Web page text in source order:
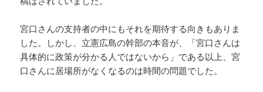
宮口さんの支持者の中にもそれを期待する向きもありま
した。しかし、立憲広島の幹部の本音が、「宮口さんは
具体的に政策が分かる人ではないから」である以上、宮
口さんに居場所がなくなるのは時間の問題でした。